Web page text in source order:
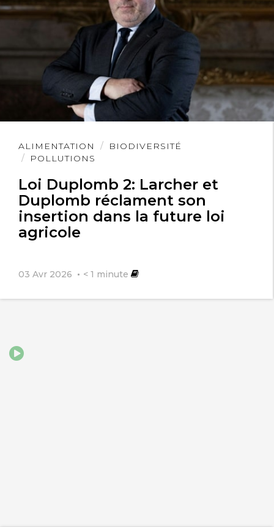
ALIMENTATION
BIODIVERSITÉ
POLLUTIONS
Loi Duplomb 2: Larcher et
Duplomb réclament son
insertion dans la future loi
agricole
03 Avr 2026 < 1 minute
Lire
l'article